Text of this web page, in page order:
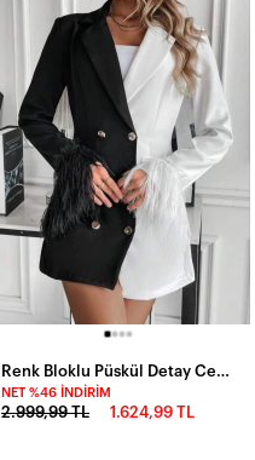
NET %46 İNDIRIM
2.999,99 TL 1.624,99 TL